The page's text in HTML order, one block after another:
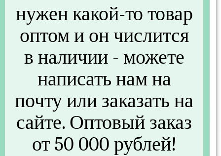
Завязки для кулинарии
(MARMITON LG12109)
125 руб. /шт
153 руб.
Щипцы для салата 23 см
(MULTIDOM MS50-116)
74 руб.
нужен какой-то товар
оптом и он числится
в наличии - можете
написать нам на
почту или заказать на
сайте. Оптовый заказ
от 50 000 рублей!